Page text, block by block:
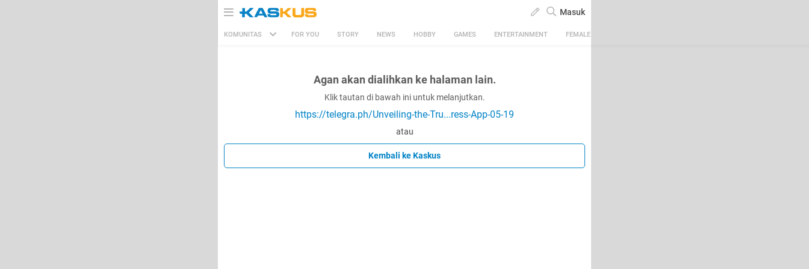
Masuk
KOMUNITAS FOR YOU STORY NEWS HOBBY GAMES ENTERTAINMENT FEMALE
Agan akan dialihkan ke halaman lain.
Klik tautan di bawah ini untuk melanjutkan.
https://telegra.ph/Unveiling-the-Tru...ress-App-05-19
atau
Kembali ke Kaskus